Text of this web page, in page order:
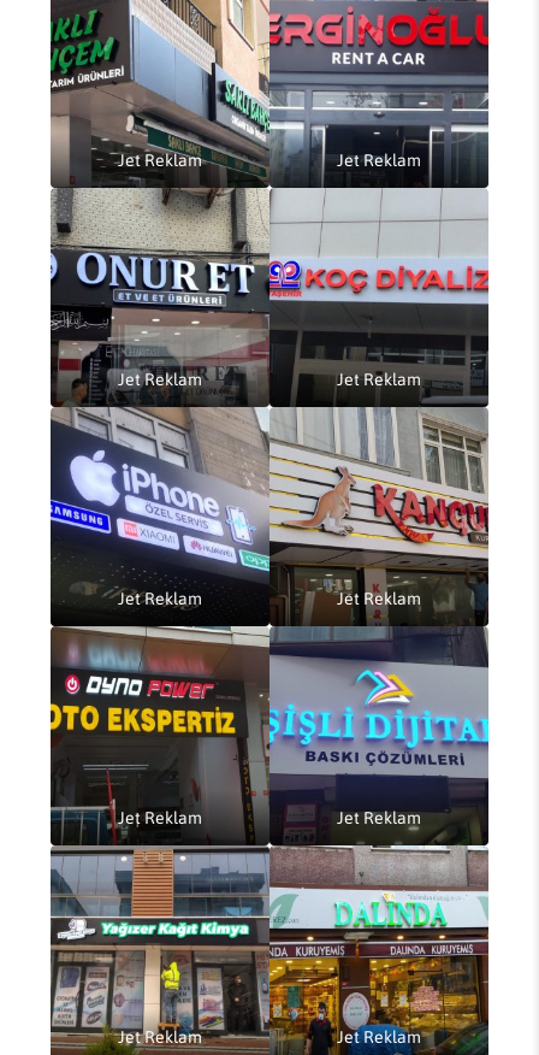
Jet Reklam Jet Reklam
Jet Reklam Jet Reklam
Jet Reklam Jet Reklam
Jet Reklam Jet Reklam
Jet Reklam Jet Reklam